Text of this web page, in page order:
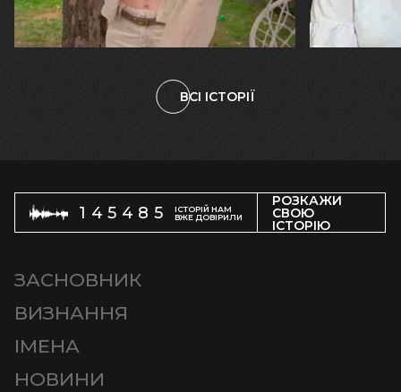
велика… Я ледве встигла схопити
племінницю"
тепер я
чоловіка
ВСІ ІСТОРІЇ
145485
ІСТОРІЙ НАМ
ВЖЕ ДОВІРИЛИ
РОЗКАЖИ
СВОЮ
ІСТОРІЮ
ЗАСНОВНИК
ВИЗНАННЯ
ІМЕНА
НОВИНИ